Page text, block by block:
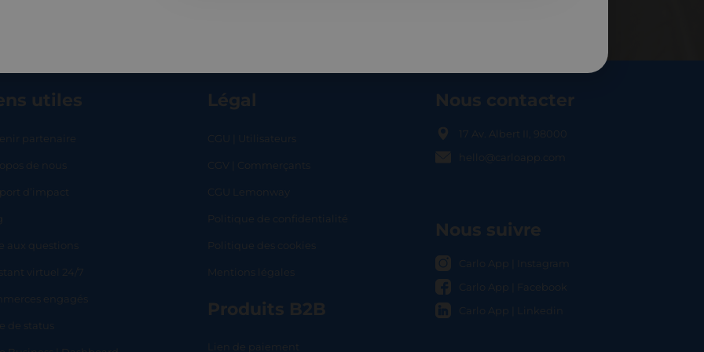
utiles
partenaire
de nous
d’impact
aux questions
virtuel 24/7
engagés
de status
Légal
CGU | Utilisateurs
CGV | Commerçants
CGU Lemonway
Politique de confidentialité
Politique des cookies
Mentions légales
Produits B2B
Lien de paiement
Nous contacter
17 Av. Albert II, 98000
hello@carloapp.com
Nous suivre
Carlo App | Instagram
Carlo App | Facebook
Carlo App | Linkedin
SHOPLOCAL